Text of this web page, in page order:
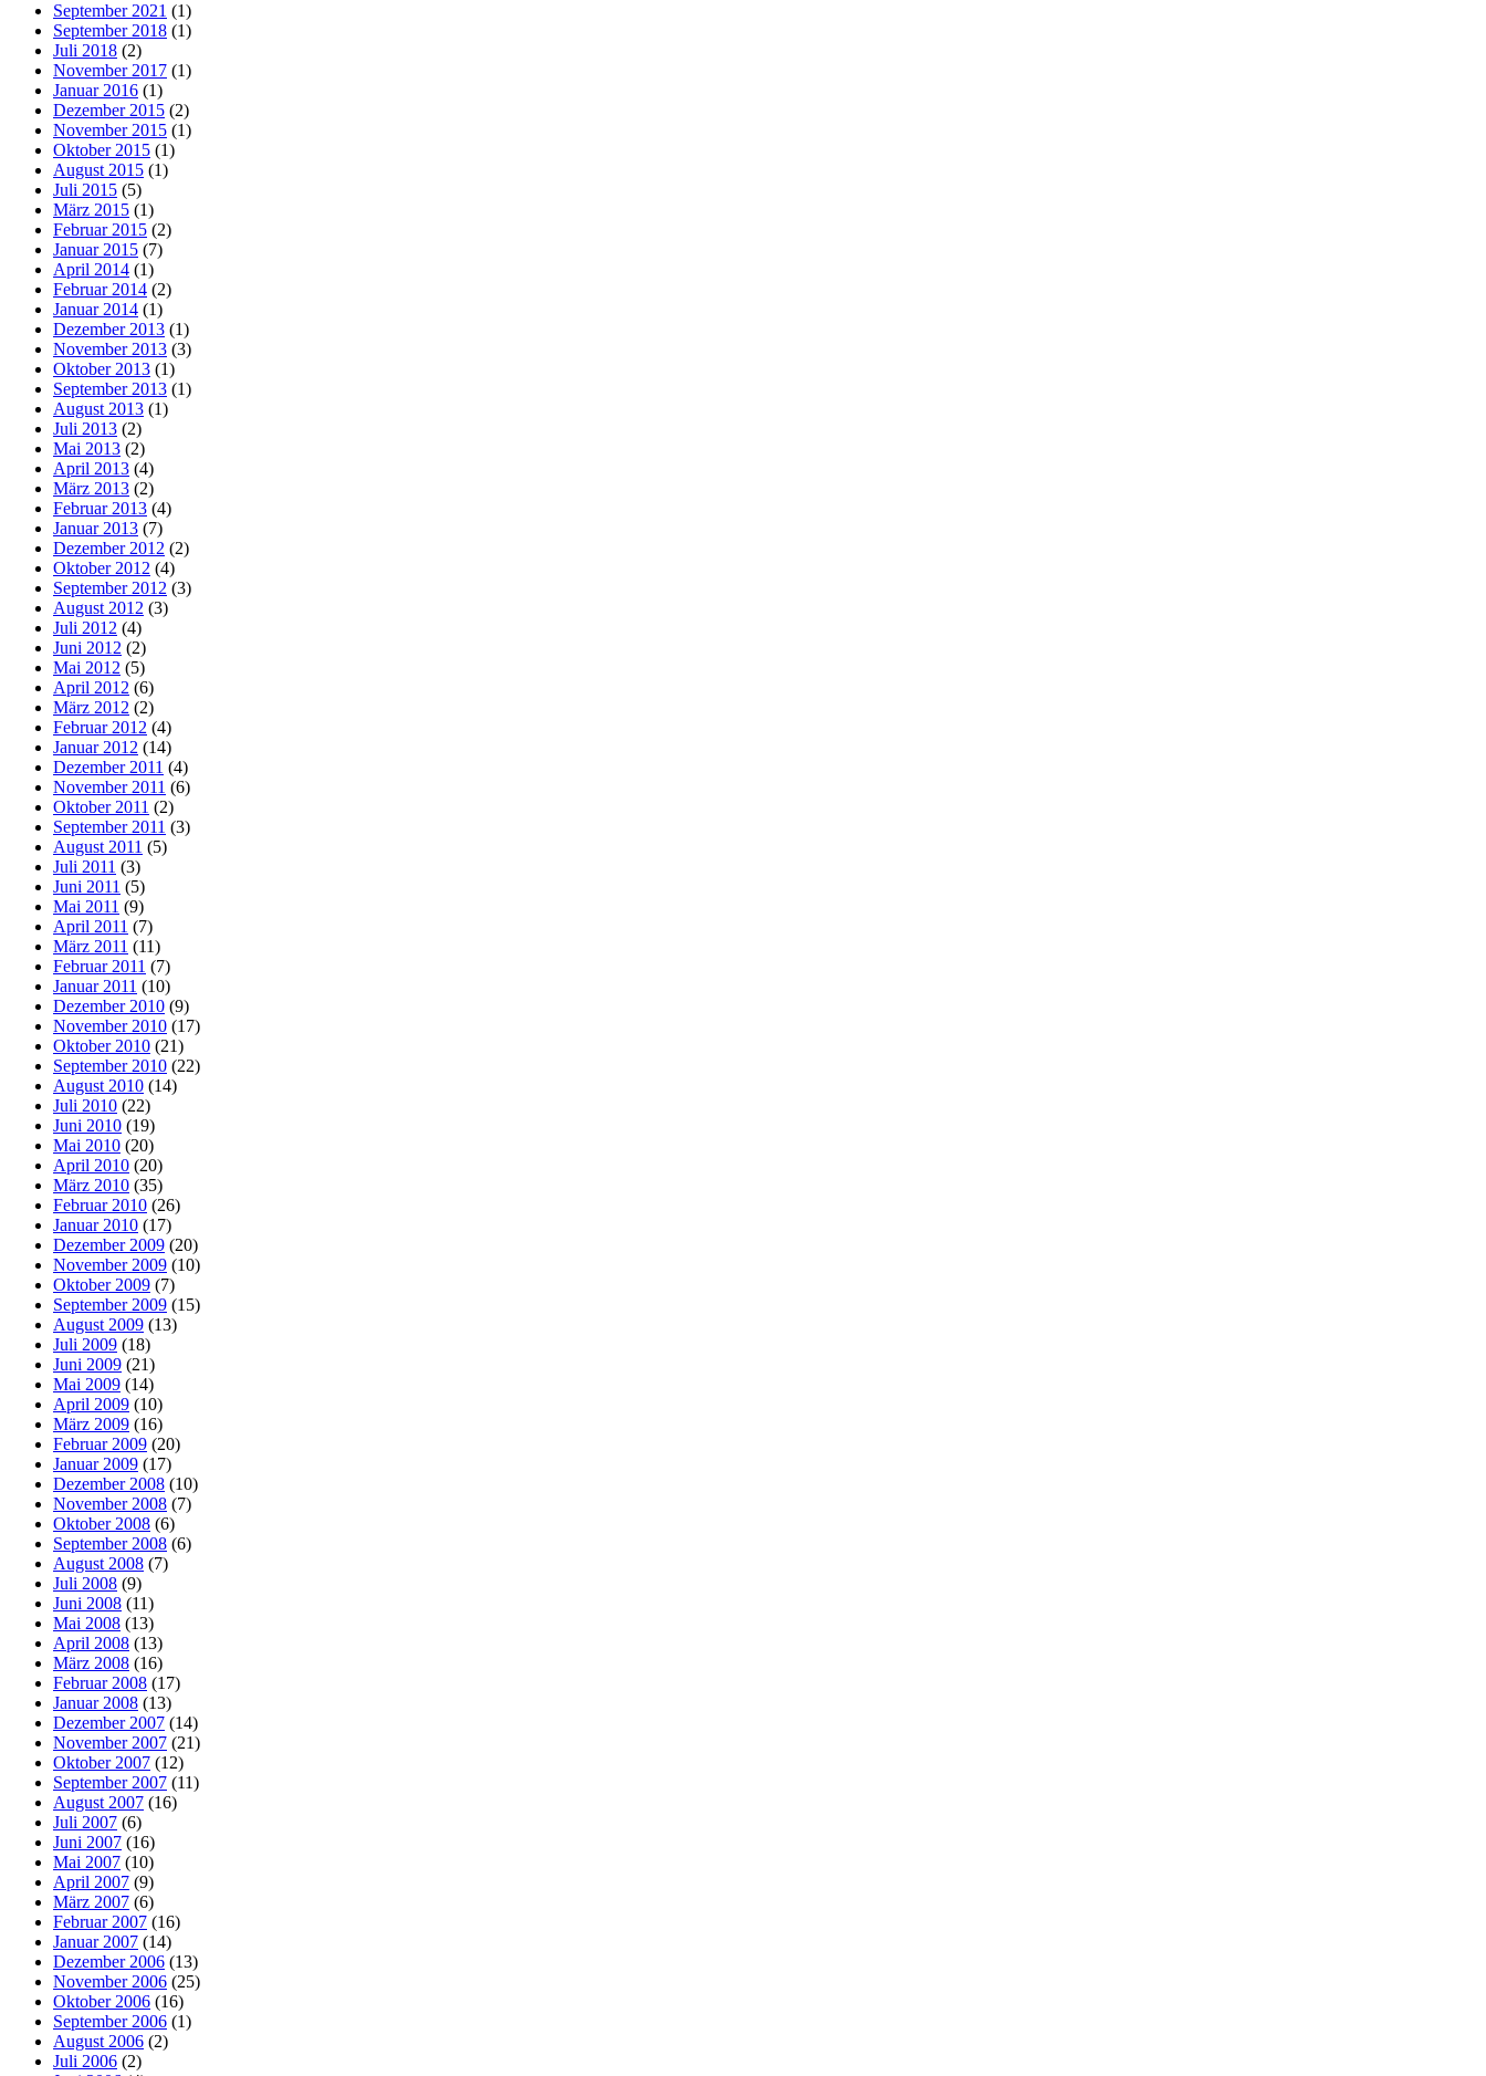
September 2021 (1)
September 2018 (1)
Juli 2018 (2)
November 2017 (1)
Januar 2016 (1)
Dezember 2015 (2)
November 2015 (1)
Oktober 2015 (1)
August 2015 (1)
Juli 2015 (5)
März 2015 (1)
Februar 2015 (2)
Januar 2015 (7)
April 2014 (1)
Februar 2014 (2)
Januar 2014 (1)
Dezember 2013 (1)
November 2013 (3)
Oktober 2013 (1)
September 2013 (1)
August 2013 (1)
Juli 2013 (2)
Mai 2013 (2)
April 2013 (4)
März 2013 (2)
Februar 2013 (4)
Januar 2013 (7)
Dezember 2012 (2)
Oktober 2012 (4)
September 2012 (3)
August 2012 (3)
Juli 2012 (4)
Juni 2012 (2)
Mai 2012 (5)
April 2012 (6)
März 2012 (2)
Februar 2012 (4)
Januar 2012 (14)
Dezember 2011 (4)
November 2011 (6)
Oktober 2011 (2)
September 2011 (3)
August 2011 (5)
Juli 2011 (3)
Juni 2011 (5)
Mai 2011 (9)
April 2011 (7)
März 2011 (11)
Februar 2011 (7)
Januar 2011 (10)
Dezember 2010 (9)
November 2010 (17)
Oktober 2010 (21)
September 2010 (22)
August 2010 (14)
Juli 2010 (22)
Juni 2010 (19)
Mai 2010 (20)
April 2010 (20)
März 2010 (35)
Februar 2010 (26)
Januar 2010 (17)
Dezember 2009 (20)
November 2009 (10)
Oktober 2009 (7)
September 2009 (15)
August 2009 (13)
Juli 2009 (18)
Juni 2009 (21)
Mai 2009 (14)
April 2009 (10)
März 2009 (16)
Februar 2009 (20)
Januar 2009 (17)
Dezember 2008 (10)
November 2008 (7)
Oktober 2008 (6)
September 2008 (6)
August 2008 (7)
Juli 2008 (9)
Juni 2008 (11)
Mai 2008 (13)
April 2008 (13)
März 2008 (16)
Februar 2008 (17)
Januar 2008 (13)
Dezember 2007 (14)
November 2007 (21)
Oktober 2007 (12)
September 2007 (11)
August 2007 (16)
Juli 2007 (6)
Juni 2007 (16)
Mai 2007 (10)
April 2007 (9)
März 2007 (6)
Februar 2007 (16)
Januar 2007 (14)
Dezember 2006 (13)
November 2006 (25)
Oktober 2006 (16)
September 2006 (1)
August 2006 (2)
Juli 2006 (2)